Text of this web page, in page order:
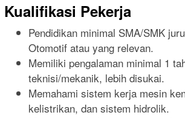
Kualifikasi Pekerja
Pendidikan minimal SMA/SMK
Otomotif atau yang relevan.
Memiliki pengalaman minimal 1
teknisi/mekanik, lebih disukai.
Memahami sistem kerja mesin
kelistrikan, dan sistem hidrolik.